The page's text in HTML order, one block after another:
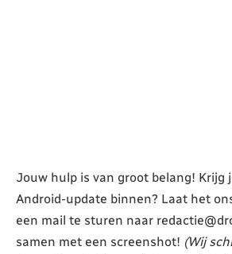
Jouw hulp is van groot belang! Krijg
Android-update binnen? Laat het
een mail te sturen naar
samen met een screenshot! (Wij